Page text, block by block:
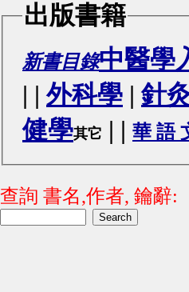
出版書籍
新書目錄中醫學
| |外科學 |針
健學其它 | | 華 語
查詢 書名,作者, 鑰辭: